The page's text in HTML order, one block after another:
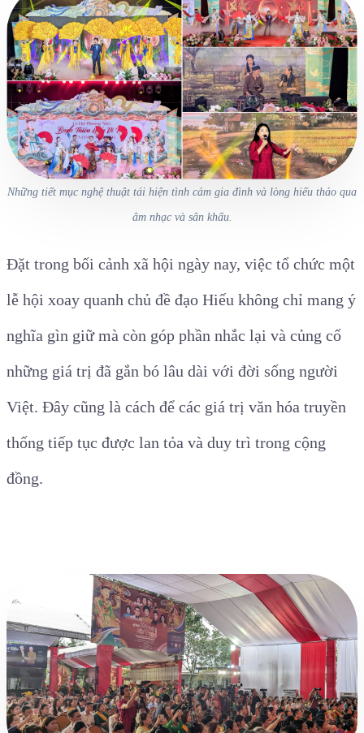
Những tiết mục nghệ thuật tái hiện tình cảm gia đình và lòng hiếu thảo qua
âm nhạc và sân khấu.
Đặt trong bối cảnh xã hội ngày nay, việc tổ chức một
lễ hội xoay quanh chủ đề đạo Hiếu không chỉ mang ý
nghĩa gìn giữ mà còn góp phần nhắc lại và củng cố
những giá trị đã gắn bó lâu dài với đời sống người
Việt. Đây cũng là cách để các giá trị văn hóa truyền
thống tiếp tục được lan tỏa và duy trì trong cộng
đồng.